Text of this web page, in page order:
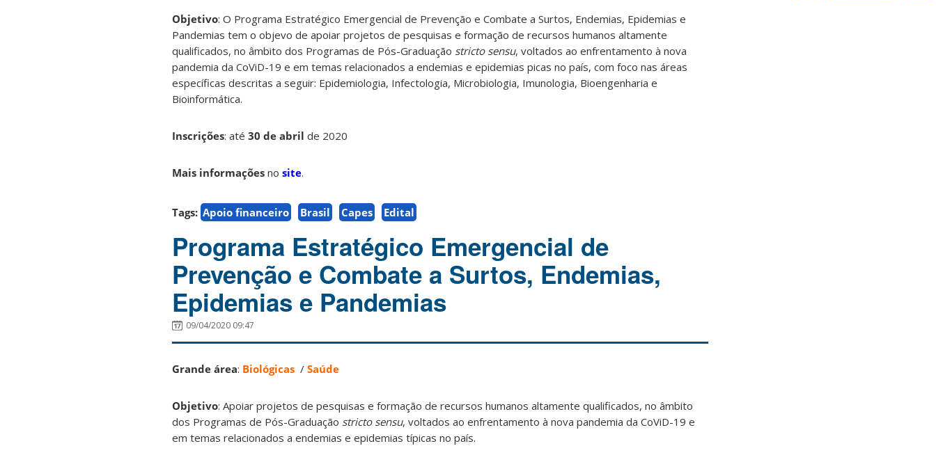
Objetivo: O Programa Estratégico Emergencial de Prevenção e Combate a Surtos, Endemias, Epidemias e
Pandemias tem o objevo de apoiar projetos de pesquisas e formação de recursos humanos altamente
qualificados, no âmbito dos Programas de Pós-Graduação stricto sensu, voltados ao enfrentamento à nova
pandemia da CoViD-19 e em temas relacionados a endemias e epidemias picas no país, com foco nas áreas
específicas descritas a seguir: Epidemiologia, Infectologia, Microbiologia, Imunologia, Bioengenharia e
Bioinformática.
Inscrições: até 30 de abril de 2020
Mais informações no site.
Tags: Apoio financeiro Brasil Capes Edital
Programa Estratégico Emergencial de
Prevenção e Combate a Surtos, Endemias,
Epidemias e Pandemias
09/04/2020 09:47
Grande área: Biológicas / Saúde
Objetivo: Apoiar projetos de pesquisas e formação de recursos humanos altamente qualificados, no âmbito
dos Programas de Pós-Graduação stricto sensu, voltados ao enfrentamento à nova pandemia da CoViD-19 e
em temas relacionados a endemias e epidemias típicas no país.